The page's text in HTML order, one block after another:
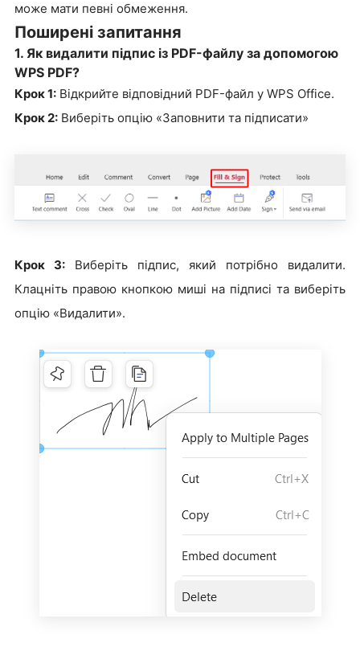
може мати певні обмеження.
Поширені запитання
1. Як видалити підпис із PDF-файлу за допомогою
WPS PDF?
Крок 1: Відкрийте відповідний PDF-файл у WPS Office.
Крок 2: Виберіть опцію «Заповнити та підписати»
Крок 3: Виберіть підпис, який потрібно видалити.
Клацніть правою кнопкою миші на підписі та виберіть
опцію «Видалити».